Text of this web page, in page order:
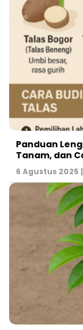
Panduan
Tanam, dan
6 Agustus 2025 |